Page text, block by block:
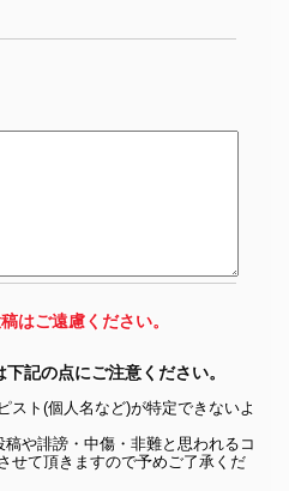
はご遠慮ください。
記の点にご注意ください。
スト(個人名など)が特定できないよ
や誹謗・中傷・非難と思われるコ
せて頂きますので予めご了承くだ